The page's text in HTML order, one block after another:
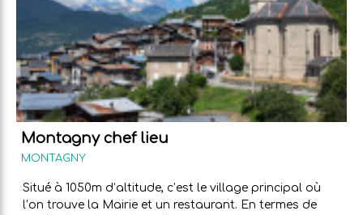
Montagny chef lieu
MONTAGNY
Situé à 1050m d’altitude, c’est le village principal où
l’on trouve la Mairie et un restaurant. En termes de